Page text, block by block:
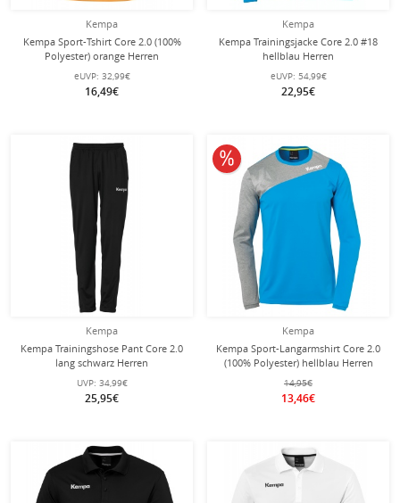
Kempa
Kempa Sport-Tshirt Core 2.0 (100%
Polyester) orange Herren
eUVP: 32,99€
16,49€
Kempa
Kempa Trainingsjacke Core 2.0 #18
hellblau Herren
eUVP: 54,99€
22,95€
Kempa
Kempa Trainingshose Pant Core 2.0
lang schwarz Herren
UVP: 34,99€
25,95€
Kempa
Kempa Sport-Langarmshirt Core 2.0
(100% Polyester) hellblau Herren
14,95€
13,46€
10% reduziert